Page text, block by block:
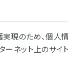
現のため、個人
ーネット上のサ